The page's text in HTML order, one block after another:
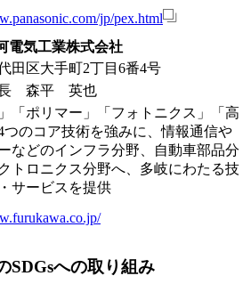
jp/pex.html
電気工業株式会社
田区大手町2丁目6番4号
長 森平 英也
「ポリマー」「フォトニクス」「高
つのコア技術を強みに、情報通信や
などのインフラ分野、自動車部品分
トロニクス分野へ、多岐にわたる技
サービスを提供
SDGsへの取り組み